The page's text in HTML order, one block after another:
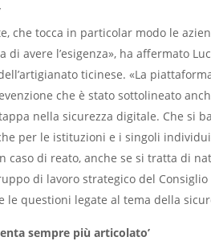
che tocca in particolar modo le
di avere l’esigenza», ha affermato
ticinese. «La
che è stato sottolineato
nella sicurezza digitale. Che si
per le istituzioni e i singoli
caso di reato, anche se si tratta di
di lavoro strategico del
questioni legate al tema della
sempre più articolato’